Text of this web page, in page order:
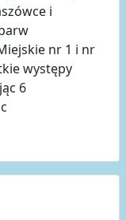
i
nr 1 i nr
występy
6